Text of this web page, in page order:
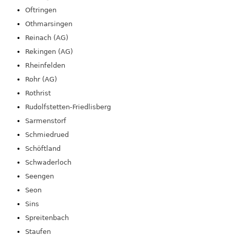
Oftringen
Othmarsingen
Reinach (AG)
Rekingen (AG)
Rheinfelden
Rohr (AG)
Rothrist
Rudolfstetten-Friedlisberg
Sarmenstorf
Schmiedrued
Schöftland
Schwaderloch
Seengen
Seon
Sins
Spreitenbach
Staufen